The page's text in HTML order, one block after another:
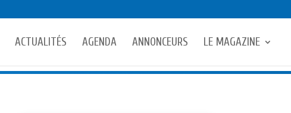
ACTUALITÉS AGENDA ANNONCEURS LE MAGAZINE